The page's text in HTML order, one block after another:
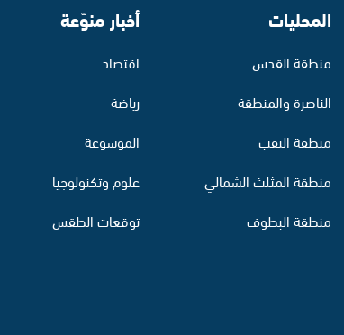
المحليات
منطقة القدس
الناصرة والمنطقة
منطقة النقب
منطقة المثلث الشمالي
منطقة البطوف
أخبار منوّعة
اقتصاد
رياضة
الموسوعة
علوم وتكنولوجيا
توقعات الطقس